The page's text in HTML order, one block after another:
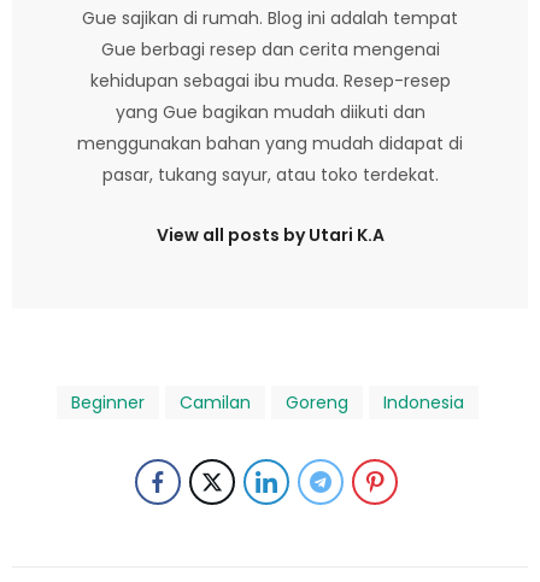
Gue sajikan di rumah. Blog ini adalah tempat
Gue berbagi resep dan cerita mengenai
kehidupan sebagai ibu muda. Resep-resep
yang Gue bagikan mudah diikuti dan
menggunakan bahan yang mudah didapat di
pasar, tukang sayur, atau toko terdekat.
View all posts by Utari K.A
Beginner Camilan Goreng Indonesia